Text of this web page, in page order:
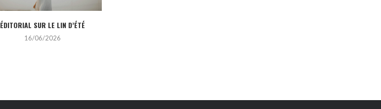
ÉDITORIAL SUR LE LIN D’ÉTÉ
16/06/2026